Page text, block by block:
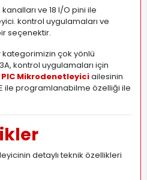
kanalları ve 18 I/O pini ile
. kontrol uygulamaları ve
seçenektir.
kategorimizin çok yönlü
kontrol uygulamaları için
Mikrodenetleyiciailesinin
ile programlanabilme özelliği ile
detaylı teknik özellikleri